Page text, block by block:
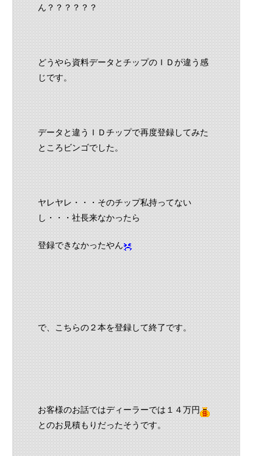
ん？？？？？？
どうやら資料データとチップのＩＤが違う感
じです。
データと違うＩＤチップで再度登録してみた
ところビンゴでした。
ヤレヤレ・・・そのチップ私持ってない
し・・・社長来なかったら
登録できなかったやん
で、こちらの２本を登録して終了です。
お客様のお話ではディーラーでは１４万円
とのお見積もりだったそうです。